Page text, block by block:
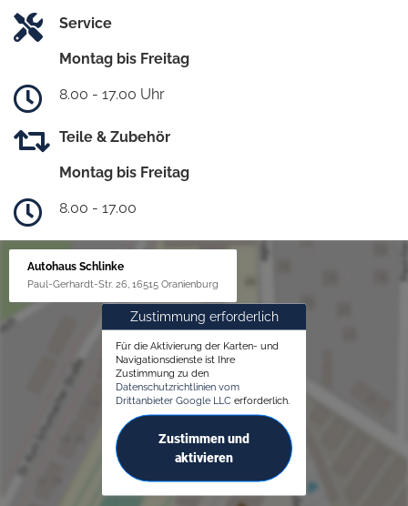
Service
Montag bis Freitag
8.00 - 17.00 Uhr
Teile & Zubehör
Montag bis Freitag
8.00 - 17.00
Autohaus Schlinke
Paul-Gerhardt-Str. 26, 16515 Oranienburg
Zustimmung erforderlich
Für die Aktivierung der Karten- und
Navigationsdienste ist Ihre
Zustimmung zu den
Datenschutzrichtlinien vom
Drittanbieter Google LLC erforderlich.
Zustimmen und
aktivieren